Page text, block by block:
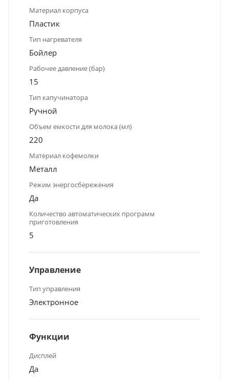
Материал корпуса
Пластик
Тип нагревателя
Бойлер
Рабочее давление (бар)
15
Тип капучинатора
Ручной
Объем емкости для молока (мл)
220
Материал кофемолки
Металл
Режим энергосбережения
Да
Количество автоматических программ
приготовления
5
Управление
Тип управления
Электронное
Функции
Дисплей
Да